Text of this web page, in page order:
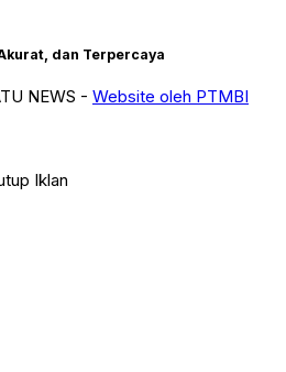
dan Terpercaya
NEWS - Website oleh PTMBI
Iklan